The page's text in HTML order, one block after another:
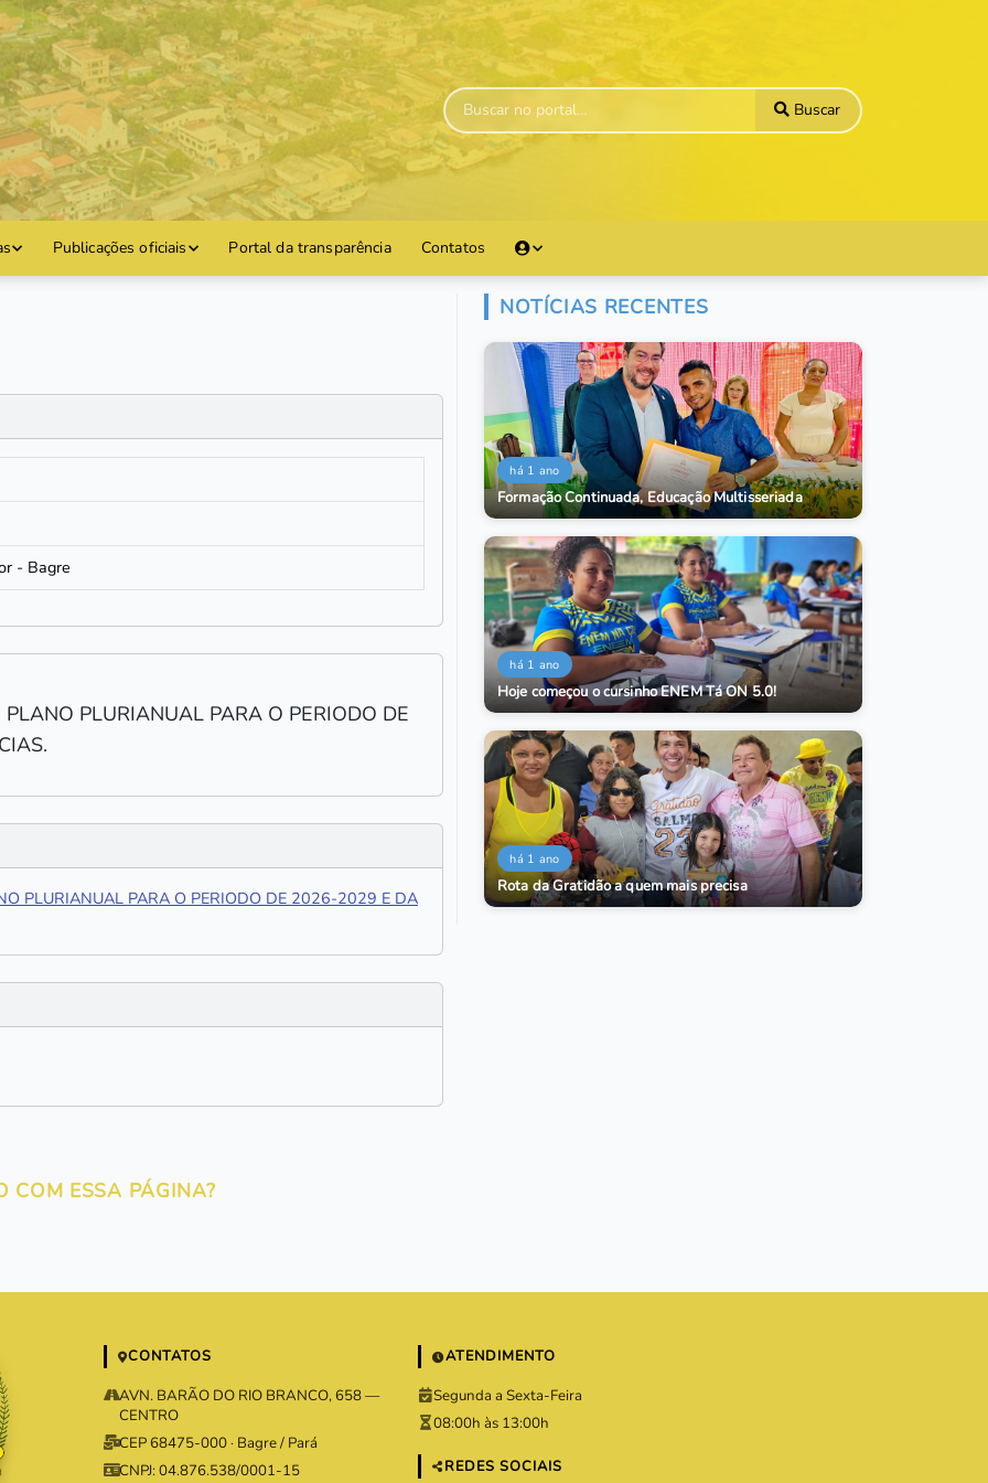
Buscar
Publicações oficiais Portal da transparência Contatos
- Bagre
PLURIANUAL PARA O PERIODO DE
PLURIANUAL PARA O PERIODO DE 2026-2029 E DA
NOTÍCIAS RECENTES
há 1 ano
Formação Continuada, Educação Multisseriada
há 1 ano
Hoje começou o cursinho ENEM Tá ON 5.0!
há 1 ano
Rota da Gratidão a quem mais precisa
COM ESSA PÁGINA?
CONTATOS
AVN. BARÃO DO RIO BRANCO, 658 —
CENTRO
CEP 68475-000 · Bagre / Pará
CNPJ: 04.876.538/0001-15
ATENDIMENTO
Segunda a Sexta-Feira
08:00h às 13:00h
REDES SOCIAIS